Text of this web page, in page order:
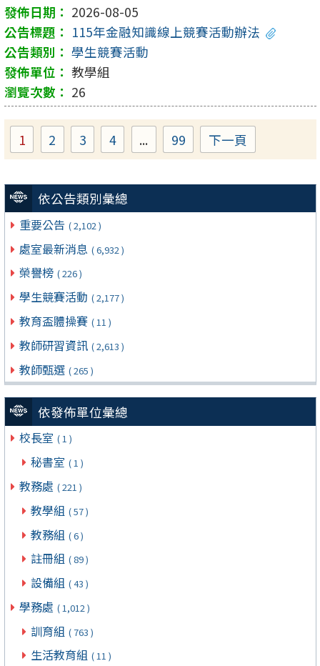
依公告類別彙總
重要公告 ( 2,102 )
處室最新消息 ( 6,932 )
榮譽榜 ( 226 )
學生競賽活動 ( 2,177 )
教育盃體操賽 ( 11 )
教師研習資訊 ( 2,613 )
教師甄選 ( 265 )
依發佈單位彙總
校長室 ( 1 )
秘書室 ( 1 )
教務處 ( 221 )
教學組 ( 57 )
教務組 ( 6 )
註冊組 ( 89 )
設備組 ( 43 )
學務處 ( 1,012 )
訓育組 ( 763 )
生活教育組 ( 11 )
2026-08-05
115年金融知識線上競賽活動辦法
學生競賽活動
教學組
26
Page
1 Page
2 Page
3 Page
4 ... Page
99 下一頁